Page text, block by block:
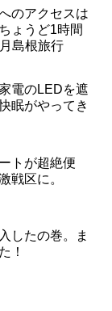
のアクセスは
ょうど1時間
島根旅行
電のLEDを遮
眠がやってき
トが超絶便
戦区に。
したの巻。ま
！